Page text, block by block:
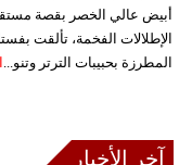
أبيض عالي الخصر بقصة
الإطلالات الفخمة، تألقت
المطرزة بحبيبات الترتر وتنو...
آخر الأخبار